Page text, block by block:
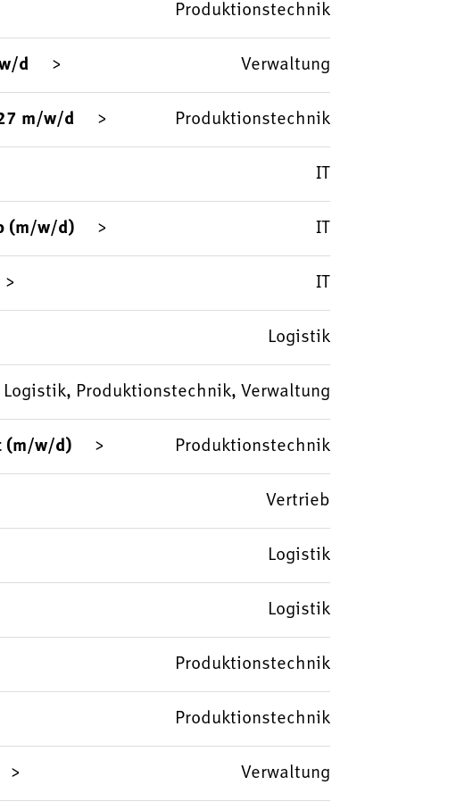
Produktionstechnik
d Verwaltung
m/w/d Produktionstechnik
IT
(m/w/d) IT
IT
Logistik
Logistik, Produktionstechnik, Verwaltung
(m/w/d) Produktionstechnik
Vertrieb
Logistik
Logistik
Produktionstechnik
Produktionstechnik
Verwaltung